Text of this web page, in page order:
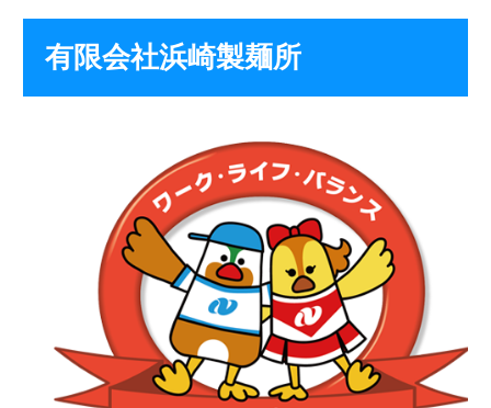
有限会社浜崎製麺所